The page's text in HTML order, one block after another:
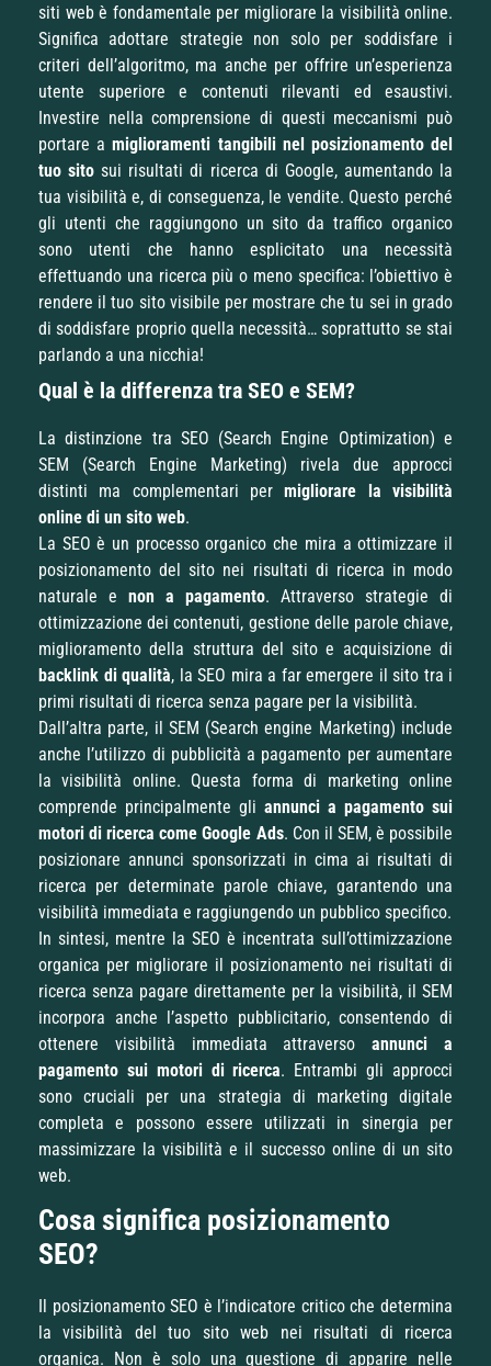
siti web è fondamentale per migliorare la visibilità online.
Significa adottare strategie non solo per soddisfare i
criteri dell’algoritmo, ma anche per offrire un’esperienza
utente superiore e contenuti rilevanti ed esaustivi.
Investire nella comprensione di questi meccanismi può
portare amiglioramenti tangibili nel posizionamento del
tuo sito sui risultati di ricerca di Google, aumentando la
tua visibilità e, di conseguenza, le vendite. Questo perché
gli utenti che raggiungono un sito da traffico organico
sono utenti che hanno esplicitato una necessità
effettuando una ricerca più o meno specifica: l’obiettivo è
rendere il tuo sito visibile per mostrare che tu sei in grado
di soddisfare proprio quella necessità… soprattutto se stai
parlando a una nicchia!
Qual è la differenza tra SEO e SEM?
La distinzione tra SEO (Search Engine Optimization) e
SEM (Search Engine Marketing) rivela due approcci
distinti ma complementari permigliorare la visibilità
online di un sito web.
La SEO è un processo organico che mira a ottimizzare il
posizionamento del sito nei risultati di ricerca in modo
naturale e non a pagamento. Attraverso strategie di
ottimizzazione dei contenuti, gestione delle parole chiave,
miglioramento della struttura del sito e acquisizione di
backlink di qualità, la SEO mira a far emergere il sito tra i
primi risultati di ricerca senza pagare per la visibilità.
Dall’altra parte, il SEM (Search engine Marketing) include
anche l’utilizzo di pubblicità a pagamento per aumentare
la visibilità online. Questa forma di marketing online
comprende principalmente gli annunci a pagamento sui
motori di ricerca come Google Ads. Con il SEM, è possibile
posizionare annunci sponsorizzati in cima ai risultati di
ricerca per determinate parole chiave, garantendo una
visibilità immediata e raggiungendo un pubblico specifico.
In sintesi, mentre la SEO è incentrata sull’ottimizzazione
organica per migliorare il posizionamento nei risultati di
ricerca senza pagare direttamente per la visibilità, il SEM
incorpora anche l’aspetto pubblicitario, consentendo di
ottenere visibilità immediata attraversoannunci a
pagamento sui motori di ricerca. Entrambi gli approcci
sono cruciali per una strategia di marketing digitale
completa e possono essere utilizzati in sinergia per
massimizzare la visibilità e il successo online di un sito
web.
Cosa significa posizionamento
SEO?
Il posizionamento SEO è l’indicatore critico che determina
la visibilità del tuo sito web nei risultati di ricerca
organica. Non è solo una questione di apparire nelle